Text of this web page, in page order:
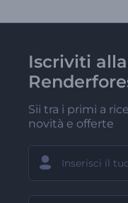
Iscriviti
Sii tra i primi a
novità e offerte